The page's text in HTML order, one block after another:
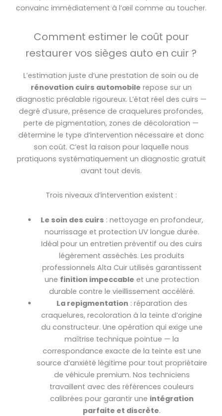
convainc immédiatement à l’œil comme au toucher.
Comment estimer le coût pour
restaurer vos sièges auto en cuir ?
L’estimation juste d’une prestation de soin ou de
rénovation cuirs automobile repose sur un
diagnostic préalable rigoureux. L’état réel des cuirs —
degré d’usure, présence de craquelures profondes,
perte de pigmentation, zones de décoloration —
détermine le type d’intervention nécessaire et donc
son coût. C’est la raison pour laquelle nous
pratiquons systématiquement un diagnostic gratuit
avant tout devis.
Trois niveaux d’intervention existent :
Le soin des cuirs : nettoyage en profondeur,
nourrissage et protection UV longue durée.
Idéal pour un entretien préventif ou des cuirs
légèrement asséchés. Les produits
professionnels Alta Cuir utilisés garantissent
une finition impeccable et une protection
durable contre le vieillissement accéléré.
La repigmentation : réparation des
craquelures, recoloration à la teinte d’origine
du constructeur. Une opération qui exige une
maîtrise technique pointue — la
correspondance exacte de la teinte est une
source d’anxiété légitime pour tout propriétaire
de véhicule premium. Nos techniciens
travaillent avec des références couleurs
calibrées pour garantir une intégration
parfaite et discrète.